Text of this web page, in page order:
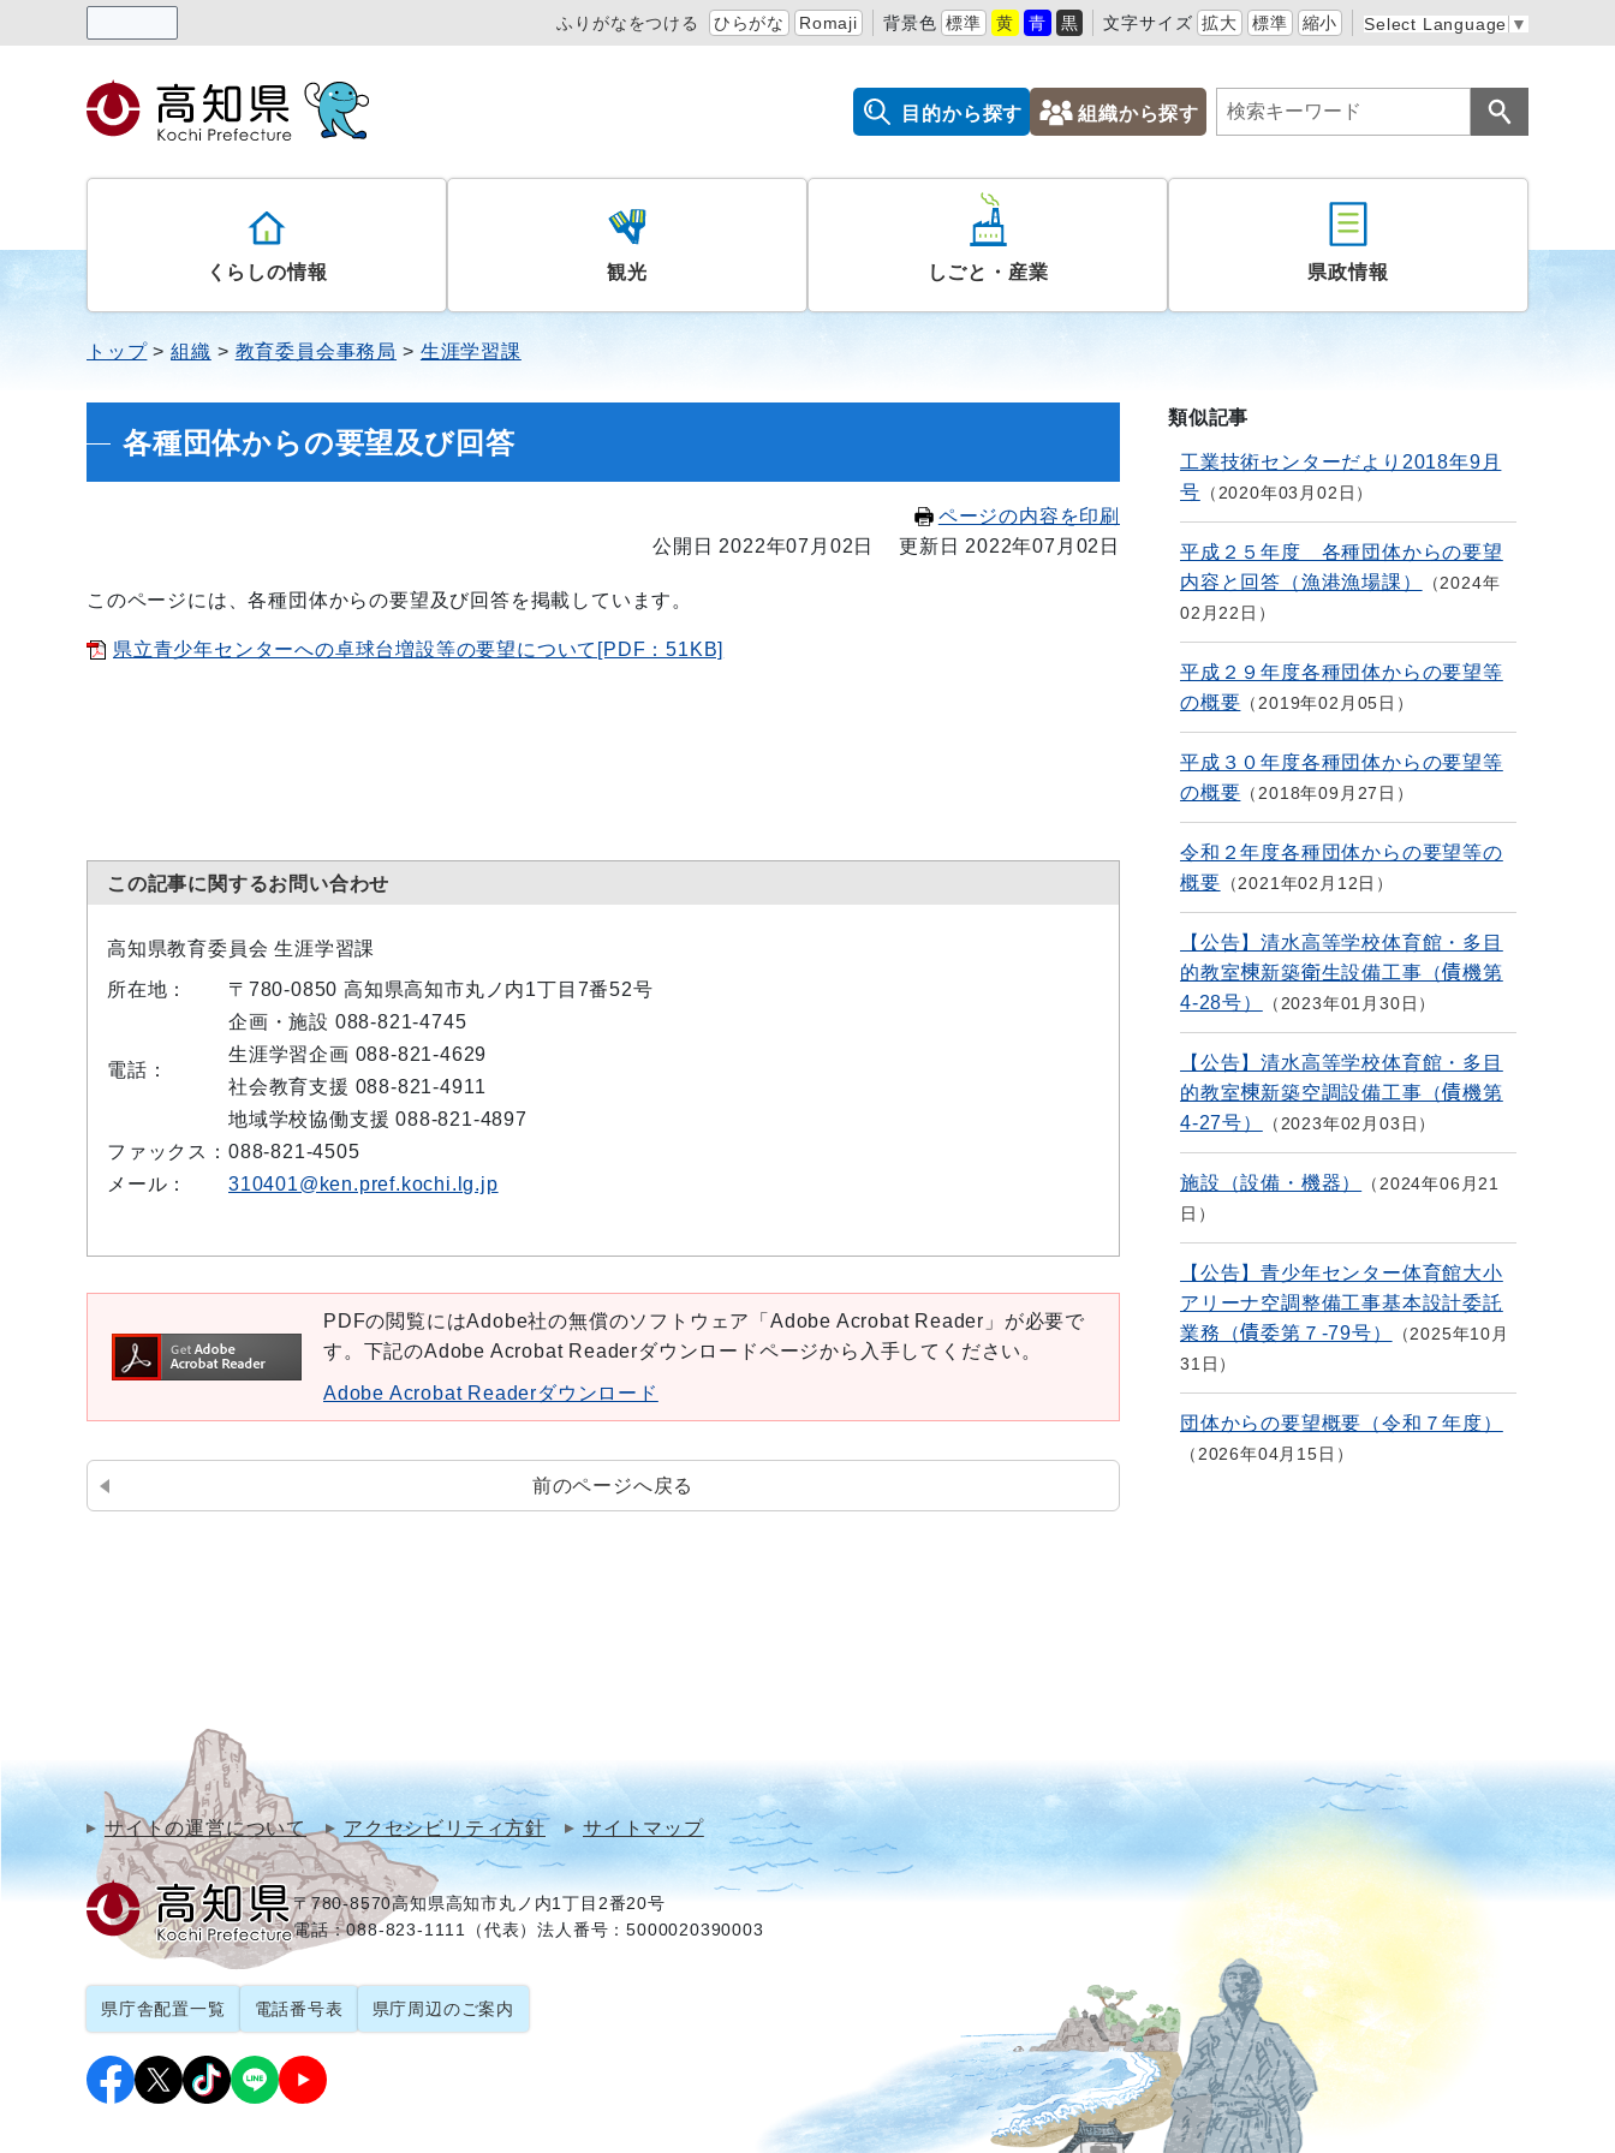
ふりがなをつける ひらがな Romaji 背景色 標準 黄 青 黒 文字サイズ 拡大 標準 縮小 Select Language ▼
目的から探す 組織から探す
くらしの情報 観光 しごと・産業 県政情報
トップ 組織 教育委員会事務局 生涯学習課
各種団体からの要望及び回答
ページの内容を印刷
公開日 2022年07月02日
更新日 2022年07月02日
このページには、各種団体からの要望及び回答を掲載しています。
県立青少年センターへの卓球台増設等の要望について[PDF：51KB]
この記事に関するお問い合わせ
高知県教育委員会 生涯学習課
所在地：
〒780-0850 高知県高知市丸ノ内1丁目7番52号
電話：
企画・施設 088-821-4745
生涯学習企画 088-821-4629
社会教育支援 088-821-4911
地域学校協働支援 088-821-4897
ファックス： 088-821-4505
メール：
310401@ken.pref.kochi.lg.jp
PDFの閲覧にはAdobe社の無償のソフトウェア「Adobe Acrobat Reader」が必要で
す。下記のAdobe Acrobat Readerダウンロードページから入手してください。
Adobe Acrobat Readerダウンロード
前のページへ戻る
類似記事
工業技術センターだより2018年9月
号
2020年03月02日
平成２５年度 各種団体からの要望
内容と回答（漁港漁場課）
2024年
02月22日
平成２９年度各種団体からの要望等
の概要
2019年02月05日
平成３０年度各種団体からの要望等
の概要
2018年09月27日
令和２年度各種団体からの要望等の
概要
2021年02月12日
【公告】清水高等学校体育館・多目
的教室棟新築衛生設備工事（債機第
4-28号）
2023年01月30日
【公告】清水高等学校体育館・多目
的教室棟新築空調設備工事（債機第
4-27号）
2023年02月03日
施設（設備・機器）
2024年06月21
日
【公告】青少年センター体育館大小
アリーナ空調整備工事基本設計委託
業務（債委第７-79号）
2025年10月
31日
団体からの要望概要（令和７年度）
2026年04月15日
サイトの運営について アクセシビリティ方針 サイトマップ
〒780-8570高知県高知市丸ノ内1丁目2番20号
電話：088-823-1111（代表）法人番号：5000020390003
県庁舎配置一覧 電話番号表 県庁周辺のご案内